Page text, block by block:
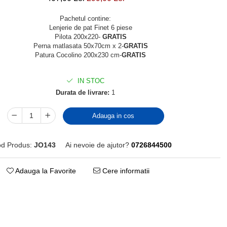
Pachetul contine:
Lenjerie de pat Finet 6 piese
Pilota 200x220- GRATIS
Perna matlasata 50x70cm x 2-GRATIS
Patura Cocolino 200x230 cm-GRATIS
IN STOC
Durata de livrare: 1
Adauga in cos
Produs: JO143 Ai nevoie de ajutor? 0726844500
Adauga la Favorite Cere informatii